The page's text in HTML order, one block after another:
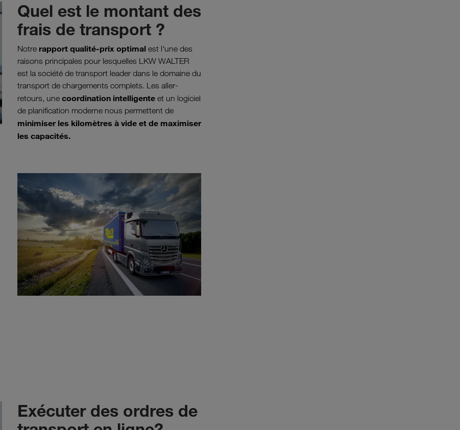
Quel est le montant des
frais de transport ?
Notre rapport qualité-prix optimal est l'une des
raisons principales pour lesquelles LKW WALTER
est la société de transport leader dans le domaine du
transport de chargements complets. Les aller-
retours, une coordination intelligente et un logiciel
de planification moderne nous permettent de
minimiser les kilomètres à vide et de maximiser
les capacités.
Exécuter des ordres de